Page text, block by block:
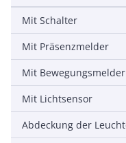
Mit Schalter
Mit Präsenzmelder
Mit Bewegungsmelder
Mit Lichtsensor